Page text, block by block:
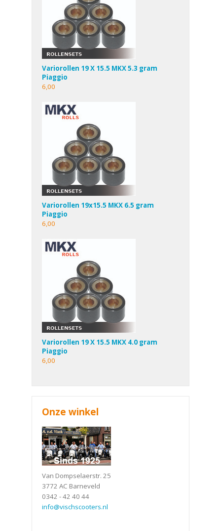
Variorollen 19 X 15.5 MKX 5.3 gram
Piaggio
6,00
Variorollen 19x15.5 MKX 6.5 gram
Piaggio
6,00
Variorollen 19 X 15.5 MKX 4.0 gram
Piaggio
6,00
Onze winkel
Van Dompselaerstr. 25
3772 AC Barneveld
0342 - 42 40 44
info@vischscooters.nl